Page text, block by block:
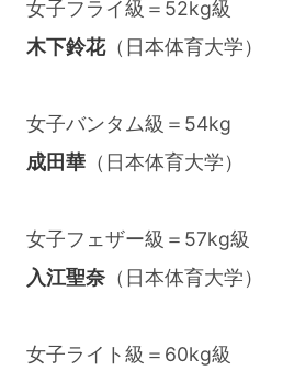
女子フライ級＝52kg級
木下鈴花（日本体育大学）
女子バンタム級＝54kg
成田華 （日本体育大学）
女子フェザー級＝57kg級
入江聖奈 （日本体育大学）
女子ライト級＝60kg級